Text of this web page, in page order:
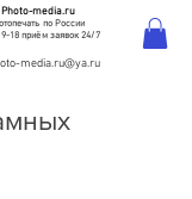
Photo-media.ru
по России
9-18 приём заявок 24/7
media.ru@ya.ru